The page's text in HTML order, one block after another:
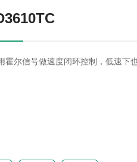
霍尔信号做速度闭环控制，低速下